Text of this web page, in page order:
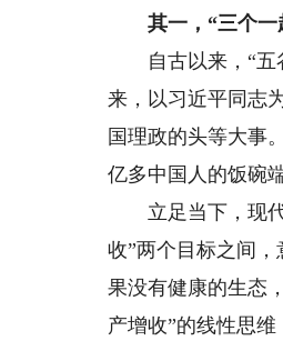
其一，“三个一起
自古以来，“五谷
来，以习近平同志
国理政的头等大事
亿多中国人的饭碗
立足当下，现代
收”两个目标之间
果没有健康的生态
产增收”的线性思